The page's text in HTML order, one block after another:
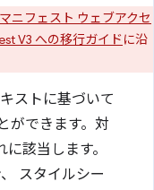
ニフェスト ウェブアクセ
V3 への移行ガイドに沿
ストに基づいて
ができます。対
該当します。
スタイルシー